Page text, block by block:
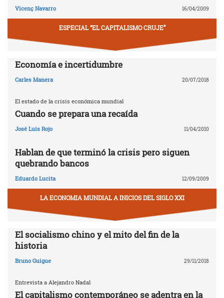
Vicenç Navarro 16/04/2009
ESPECIAL “EL CAPITALISMO CRUJE”
Economía e incertidumbre
Carles Manera 20/07/2018
El estado de la crisis económica mundial
Cuando se prepara una recaída
José Luis Rojo 11/04/2010
Hablan de que terminó la crisis pero siguen
quebrando bancos
Eduardo Lucita 12/09/2009
LA ECONOMIA MUNDIAL A INICIOS DEL SIGLO XXI
El socialismo chino y el mito del fin de la
historia
Bruno Guigue 29/11/2018
Entrevista a Alejandro Nadal
El capitalismo contemporáneo se adentra en la